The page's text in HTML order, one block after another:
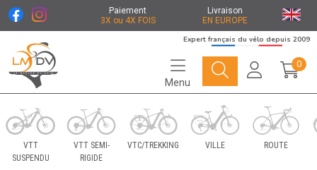
Paiement
3X ou 4X FOIS
Livraison
EN EUROPE
Le Marché du Vélo Votre distributeurs de vélo
Expert français du vélo depuis 2009
Menu
0
VTT
SUSPENDU
VTT SEMI-
RIGIDE
VTC/TREKKING VILLE ROUTE